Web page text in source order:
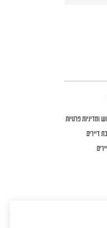
ומדיניות פרטיות
דיירים